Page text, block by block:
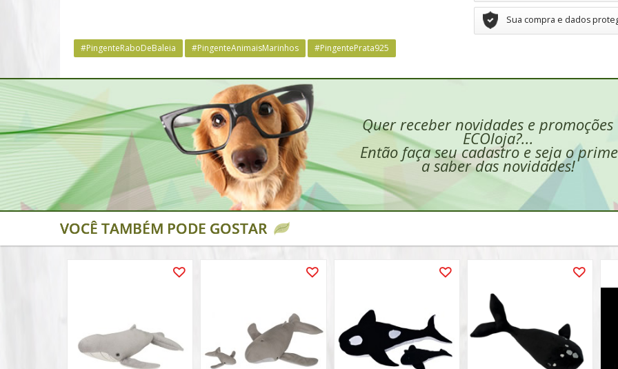
Sua compra e dados
#PingenteRaboDeBaleia #PingenteAnimaisMarinhos #PingentePrata925
Quer receber novidades e promoções
ECOloja?...
Então faça seu cadastro e seja o
a saber das novidades!
VOCÊ TAMBÉM PODE GOSTAR